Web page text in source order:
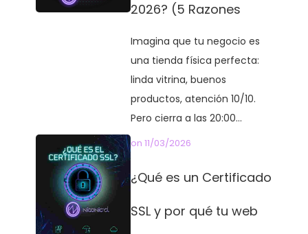
2026? (5 Razones
Imagina que tu negocio es
una tienda física perfecta:
linda vitrina, buenos
productos, atención 10/10.
Pero cierra a las 20:00...
on 11/03/2026
¿Qué es un Certificado
SSL y por qué tu web